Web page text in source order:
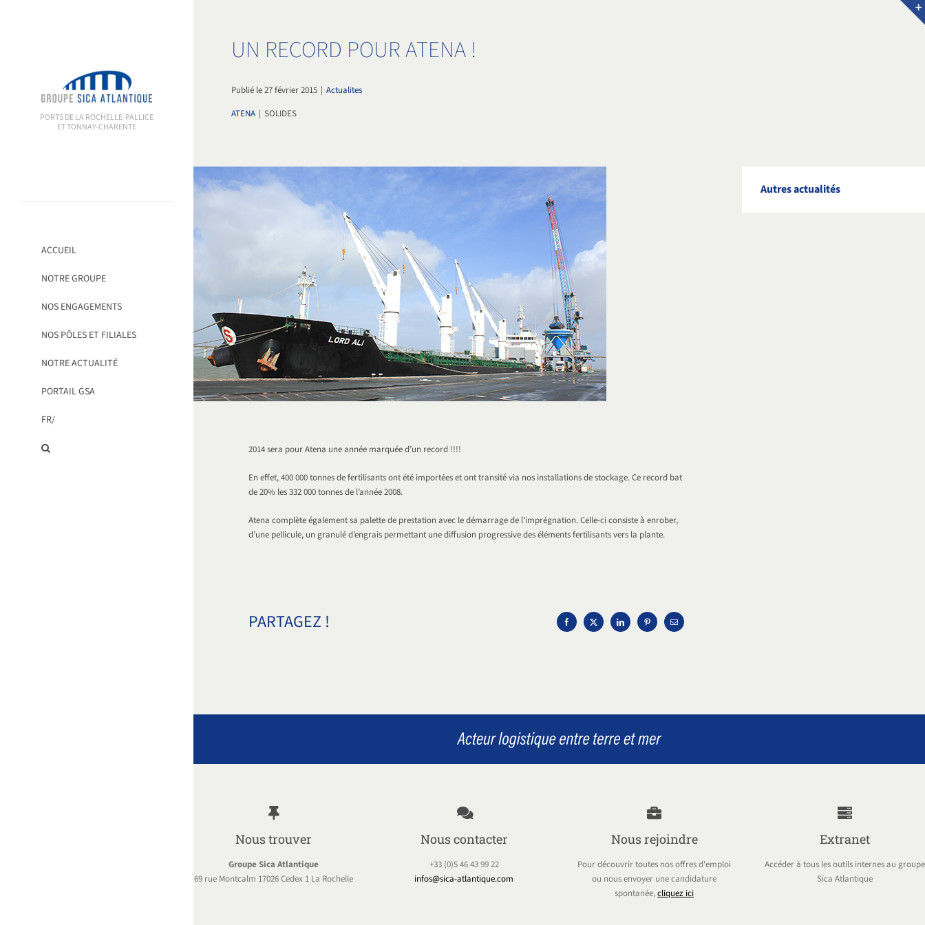
PORTS DE LA ROCHELLE-PALLICE
ET TONNAY-CHARENTE
ACCUEIL
NOTRE GROUPE
NOS ENGAGEMENTS
NOS PÔLES ET FILIALES
NOTRE ACTUALITÉ
PORTAIL GSA
FR/
UN RECORD POUR ATENA !
Publié le 27 février 2015 | Actualites
ATENA | SOLIDES
2014 sera pour Atena une année marquée d’un record !!!!
En effet, 400 000 tonnes de fertilisants ont été importées et ont transité via nos installations de stockage. Ce record bat
de 20% les 332 000 tonnes de l’année 2008.
Atena complète également sa palette de prestation avec le démarrage de l’imprégnation. Celle-ci consiste à enrober,
d’une pellicule, un granulé d’engrais permettant une diffusion progressive des éléments fertilisants vers la plante.
PARTAGEZ !
Autres actualités
Nous trouver
Groupe Sica Atlantique
69 rue Montcalm 17026 Cedex 1 La Rochelle
Nous contacter
+33 (0)5 46 43 99 22
infos@sica-atlantique.com
Nous rejoindre
Pour découvrir toutes nos offres d'emploi
ou nous envoyer une candidature
spontanée,cliquez ici
Extranet
Accéder à tous les outils internes au groupe
Sica Atlantique